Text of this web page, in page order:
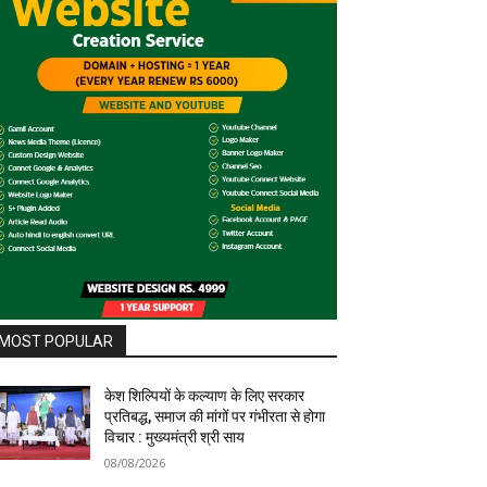
POPULAR
केश शिल्पियों के कल्याण के लिए सरकार
प्रतिबद्ध, समाज की मांगों पर गंभीरता से होगा
विचार : मुख्यमंत्री श्री साय
08/08/2026